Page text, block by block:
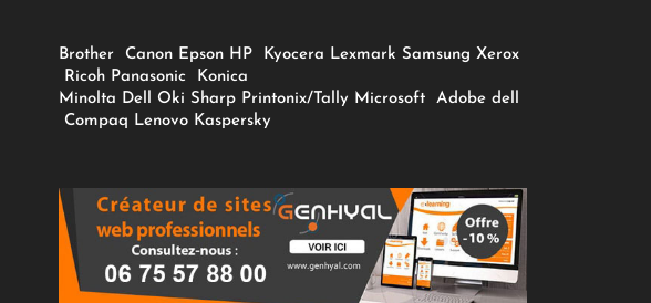
Brother Canon Epson HP Kyocera Lexmark Samsung Xerox
Ricoh Panasonic
Konica
Minolta Dell Oki Sharp Printonix/Tally Microsoft Adobe dell
Compaq Lenovo Kaspersky